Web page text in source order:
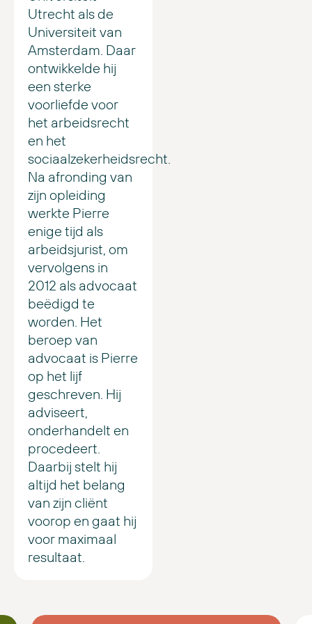
Utrecht als de
Universiteit van
Amsterdam. Daar
ontwikkelde hij
een sterke
voorliefde voor
het arbeidsrecht
en het
sociaalzekerheidsrecht.
Na afronding van
zijn opleiding
werkte Pierre
enige tijd als
arbeidsjurist, om
vervolgens in
2012 als advocaat
beëdigd te
worden. Het
beroep van
advocaat is Pierre
op het lijf
geschreven. Hij
adviseert,
onderhandelt en
procedeert.
Daarbij stelt hij
altijd het belang
van zijn cliënt
voorop en gaat hij
voor maximaal
resultaat.